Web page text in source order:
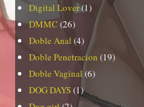
Digital Lover(1)
DMMC (26)
Doble Anal (4)
Doble Penetracion (19)
Doble Vaginal(6)
DOG DAYS(1)